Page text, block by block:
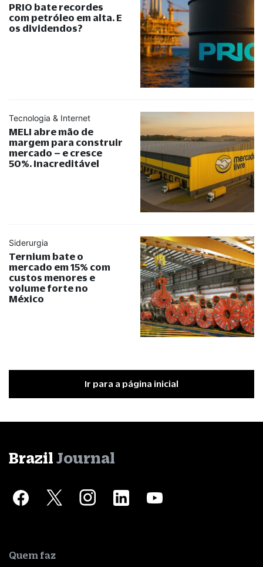
PRIO bate recordes
com petróleo em alta. E
os dividendos?
Tecnologia & Internet
MELI abre mão de
margem para construir
mercado – e cresce
50%. Inacreditável
Siderurgia
Ternium bate o
mercado em 15% com
custos menores e
volume forte no
México
Ir para a página inicial
Brazil Journal
Quem faz